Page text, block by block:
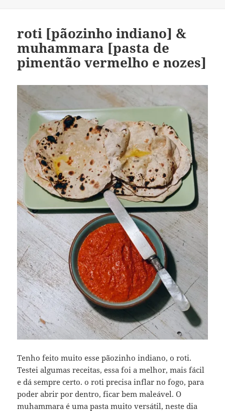
roti [pãozinho indiano] &
muhammara [pasta de
pimentão vermelho e nozes]
Tenho feito muito esse pãozinho indiano, o roti.
Testei algumas receitas, essa foi a melhor, mais fácil
e dá sempre certo. o roti precisa inflar no fogo, para
poder abrir por dentro, ficar bem maleável. O
muhammara é uma pasta muito versátil, neste dia